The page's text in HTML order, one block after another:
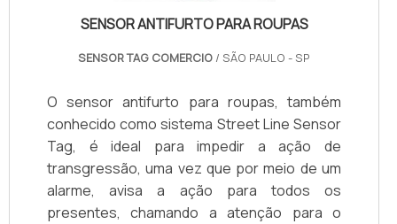
SENSOR ANTIFURTO PARA ROUPAS
SENSOR TAG COMERCIO / SÃO PAULO - SP
O sensor antifurto para roupas, também
conhecido como sistema Street Line Sensor
Tag, é ideal para impedir a ação de
transgressão, uma vez que por meio de um
alarme, avisa a ação para todos os
presentes, chamando a atenção para o